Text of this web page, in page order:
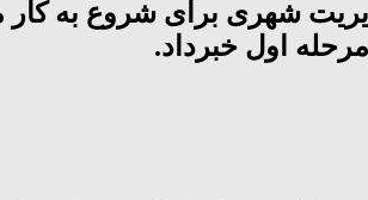
شهری برای شروع به کار
اول خبرداد.